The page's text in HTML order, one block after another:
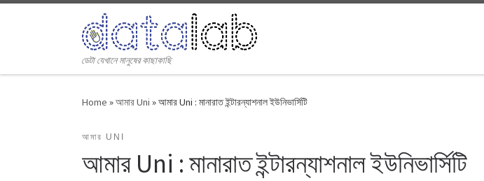
ডেটা যেখানে মানুষের কাছাকাছি
Home »আমার Uni »আমার Uni : মানারাত ইন্টারন্যাশনাল ইউনিভার্সিটি
আমার UNI
আমার Uni : মানারাত ইন্টারন্যাশনাল ইউনিভার্সিটি